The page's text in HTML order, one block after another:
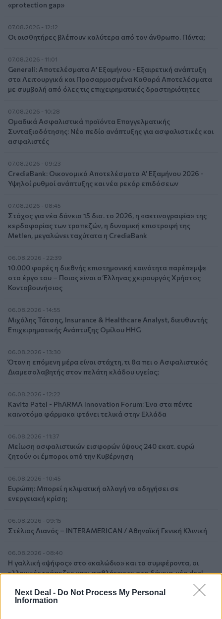
Next Deal - Do Not Process My Personal
Information
«protection gap»
07.08.2026 - 12:12
Οι αισθητήρες βλέπουν καλύτερα από τον άνθρωπο. Πάντα;
07.08.2026 - 11:01
Generali: Αποτελέσματα Α' Εξαμήνου - Εξαιρετική ανάπτυξη
στα Λειτουργικά και Προσαρμοσμένα Καθαρά Αποτελέσματα
με συμβολή από όλες τις επιχειρηματικές δραστηριότητες
07.08.2026 - 10:28
Ομαδικά Ασφαλιστικά προϊόντα Επαγγελματικής
Συνταξιοδότησης: Νέο πεδίο ανάπτυξης για ασφαλιστικές και
ασφαλιστές
07.08.2026 - 09:23
CrediaBank: Οικονομικά Αποτελέσματα A’ Εξαμήνου 2026 -
Υψηλοί ρυθμοί ανάπτυξης και νέα ρεκόρ επιδόσεων
07.08.2026 - 08:45
Στόχος για νέα δάνεια 15 δισ. το 2026, η «ακτινογραφία» της
κερδοφορίας των τραπεζών, η δυναμική επιστροφή της
Metlen, μεγαλώνει ταχύτατα η CrediaBank
06.08.2026 - 22:39
10.000 φορές η διεθνής επιστημονική κοινότητα παρέπεμψε
στο έργο του – Ποιος είναι ο Έλληνας χειρουργός Χρήστος
Κοντοβουνήσιος
06.08.2026 - 14:55
Μιχάλης Τάτσης, Insurance & Healthcare Analyst, διευθυντής
Επιχειρηματικής Ανάπτυξης Ομίλου HHG
06.08.2026 - 13:30
Όταν η επόμενη μέρα είναι στάχτη, τι θα πει ο Ασφαλιστικός
Διαμεσολαβητής στον πελάτη κλάδου υγείας;
06.08.2026 - 12:22
Kavita Patel - PhARMA Innovation Forum: Ένα στα πέντε
καινοτόμα φάρμακα φτάνει τελικά στην Ελλάδα
06.08.2026 - 11:37
Μείωση ασφαλιστικών εισφορών ύψους 240 εκατ. ευρώ
ζητούν οι έμποροι από την Κυβέρνηση
06.08.2026 - 10:45
Ευρώπη: Μπορεί η κλιματική αλλαγή να οδηγήσει σε
ενεργειακή κρίση;
06.08.2026 - 09:15
Στέλιος Λιανός – INTERAMERICAN / Αθηναϊκή Γενική Κλινική
06.08.2026 - 08:40
Η γαλλική «ψήφος» στο «καλώδιο» και τα συμφέροντα, οι
ελληνικές τράπεζες «πρωταθλήτριες» στα δάνεια, νέο deal
Βαρδινογιάννη- Εξάρχου και ο διπλασιασμός των κερδών της
ΔΕΗ